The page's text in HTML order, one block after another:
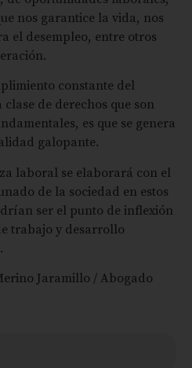
nos garantice la vida, nos
el desempleo, entre otros
constante del
de derechos que son
es que se genera
galopante.
laboral se elaborará con el
de la sociedad en estos
ser el punto de inflexión
trabajo y desarrollo
Jaramillo / Abogado